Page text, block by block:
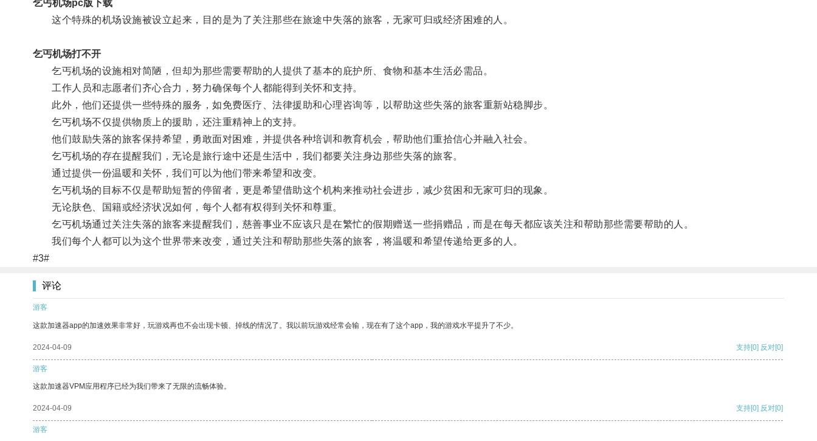
乞丐机场pc版下载
这个特殊的机场设施被设立起来，目的是为了关注那些在旅途中失落的旅客，无家可归或经济困难的人。
乞丐机场打不开
乞丐机场的设施相对简陋，但却为那些需要帮助的人提供了基本的庇护所、食物和基本生活必需品。
工作人员和志愿者们齐心合力，努力确保每个人都能得到关怀和支持。
此外，他们还提供一些特殊的服务，如免费医疗、法律援助和心理咨询等，以帮助这些失落的旅客重新站稳脚步。
乞丐机场不仅提供物质上的援助，还注重精神上的支持。
他们鼓励失落的旅客保持希望，勇敢面对困难，并提供各种培训和教育机会，帮助他们重拾信心并融入社会。
乞丐机场的存在提醒我们，无论是旅行途中还是生活中，我们都要关注身边那些失落的旅客。
通过提供一份温暖和关怀，我们可以为他们带来希望和改变。
乞丐机场的目标不仅是帮助短暂的停留者，更是希望借助这个机构来推动社会进步，减少贫困和无家可归的现象。
无论肤色、国籍或经济状况如何，每个人都有权得到关怀和尊重。
乞丐机场通过关注失落的旅客来提醒我们，慈善事业不应该只是在繁忙的假期赠送一些捐赠品，而是在每天都应该关注和帮助那些需要帮助的人。
我们每个人都可以为这个世界带来改变，通过关注和帮助那些失落的旅客，将温暖和希望传递给更多的人。
#3#
评论
游客
这款加速器app的加速效果非常好，玩游戏再也不会出现卡顿、掉线的情况了。我以前玩游戏经常会输，现在有了这个app，我的游戏水平提升了不少。
2024-04-09 支持[0] 反对[0]
游客
这款加速器VPM应用程序已经为我们带来了无限的流畅体验。
2024-04-09 支持[0] 反对[0]
游客